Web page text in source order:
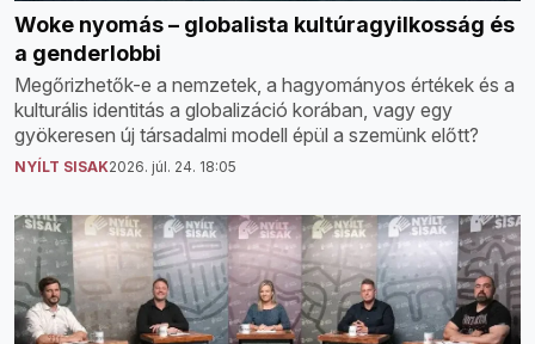
Woke nyomás – globalista kultúragyilkosság és
a genderlobbi
Megőrizhetők-e a nemzetek, a hagyományos értékek és a
kulturális identitás a globalizáció korában, vagy egy
gyökeresen új társadalmi modell épül a szemünk előtt?
NYÍLT SISAK2026. júl. 24. 18:05